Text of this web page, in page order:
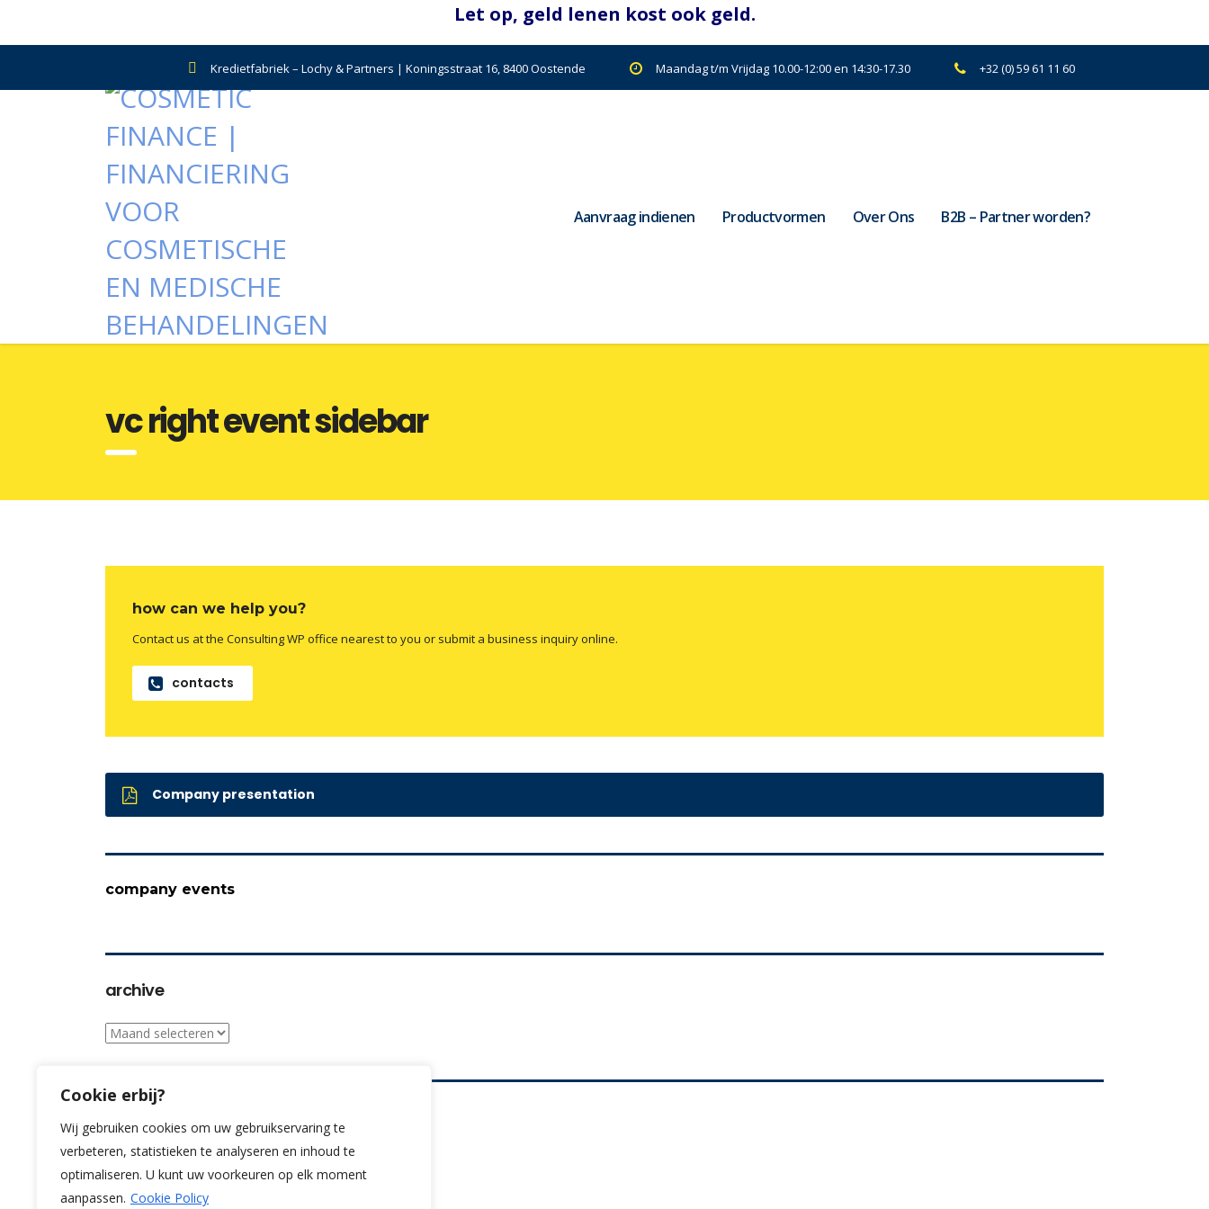
Cookie erbij?
Wij gebruiken cookies om uw gebruikservaring te
verbeteren, statistieken te analyseren en inhoud te
optimaliseren. U kunt uw voorkeuren op elk moment
aanpassen. Cookie Policy
Kredietfabriek – Lochy & Partners | Koningsstraat 16, 8400 Oostende Maandag t/m Vrijdag 10.00-12:00 en 14:30-17.30 +32 (0) 59 61 11 60
Aanvraag indienen Productvormen Over Ons B2B – Partner worden?
vc right event sidebar
how can we help you?
Contact us at the Consulting WP office nearest to you or submit a business inquiry online.
contacts
Company presentation
company events
archive
archive